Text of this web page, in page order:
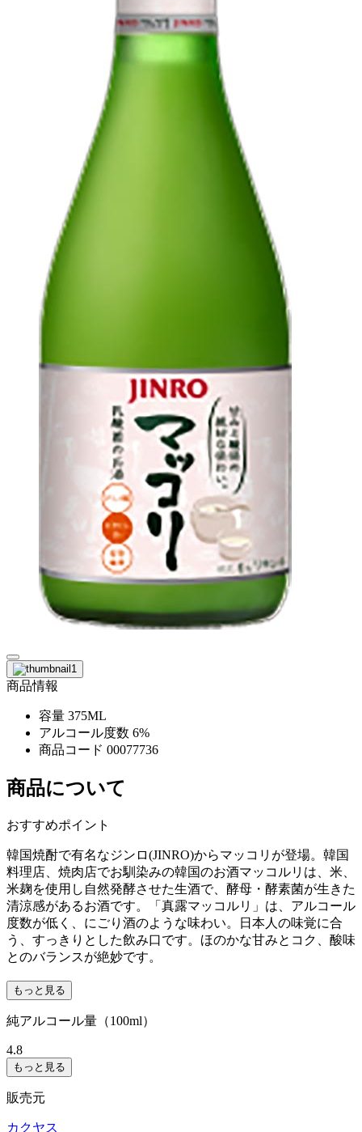
商品情報
容量 375ML
アルコール度数 6%
商品コード 00077736
商品について
おすすめポイント
韓国焼酎で有名なジンロ(JINRO)からマッコリが登場。韓国
料理店、焼肉店でお馴染みの韓国のお酒マッコルリは、米、
米麹を使用し自然発酵させた生酒で、酵母・酵素菌が生きた
清涼感があるお酒です。「真露マッコルリ」は、アルコール
度数が低く、にごり酒のような味わい。日本人の味覚に合
う、すっきりとした飲み口です。ほのかな甘みとコク、酸味
とのバランスが絶妙です。
もっと見る
純アルコール量（100ml）
4.8
もっと見る
販売元
カクヤス